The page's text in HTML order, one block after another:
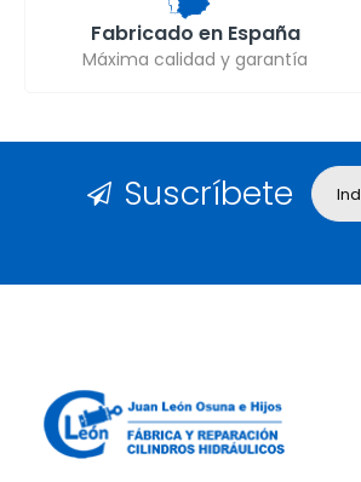
Fabricado en España
Máxima calidad y garantía
Suscríbete